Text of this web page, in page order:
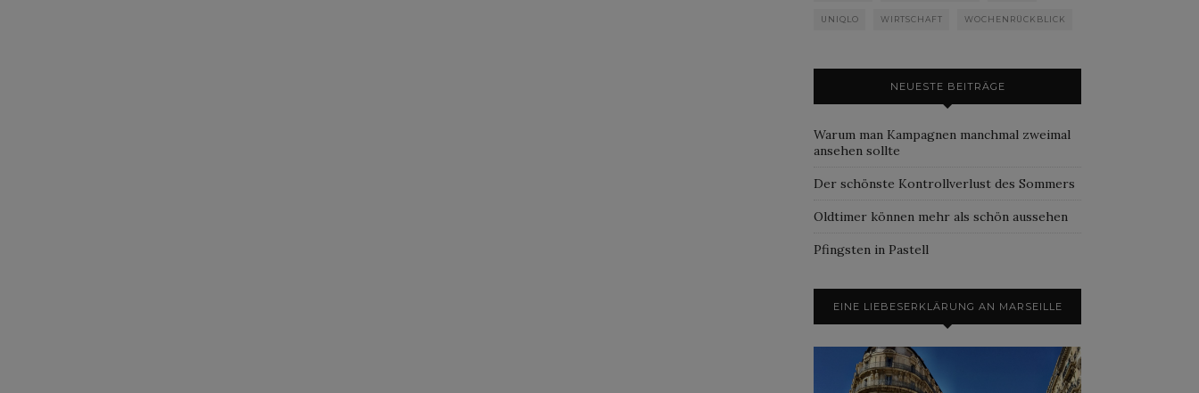
UNIQLO WIRTSCHAFT WOCHENRÜCKBLICK
NEUESTE BEITRÄGE
Warum man Kampagnen manchmal zweimal
ansehen sollte
Der schönste Kontrollverlust des Sommers
Oldtimer können mehr als schön aussehen
Pfingsten in Pastell
EINE LIEBESERKLÄRUNG AN MARSEILLE